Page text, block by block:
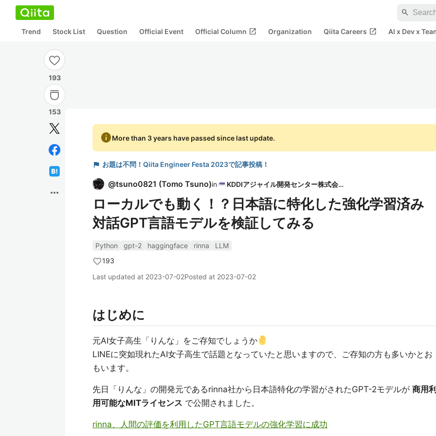
search
Trend Stock List Question Official Event Official Column open_in_new Organization Qiita Careers open_in_new AI x Dev x
193
153
more_horiz
infoMore than 3 years have passed since last update.
flag お題は不問！Qiita Engineer Festa 2023で記事投稿！
@tsuno0821 (Tomo Tsuno)in KDDIアジャイル開発センター株式会社
ローカルでも動く！？日本語に特化した強化学習済み
対話GPT言語モデルを検証してみる
Python gpt-2 haggingface rinna
LLM
193
Last updated at 2023-07-02Posted at 2023-07-02
はじめに
元AI女子高生「りんな」をご存知でしょうか
LINEに突如現れたAI女子高生で話題となっていたと思いますので、ご存知の方も多いかとお
もいます。
先日「りんな」の開発元であるrinna社から日本語特化の学習がされたGPT-2モデルが 商用
用可能なMITライセンス で公開されました。
rinna、人間の評価を利用したGPT言語モデルの強化学習に成功